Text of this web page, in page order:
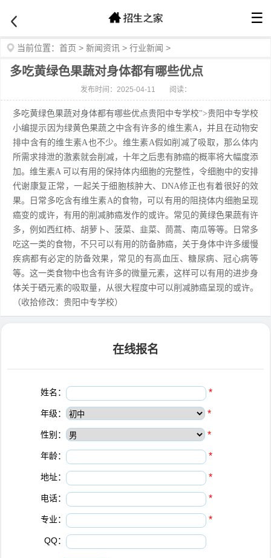
☰
当前位置： 首页 > 新闻资讯 > 行业新闻 >
多吃黄绿色果蔬对身体都有哪些优点
发布时间：2025-04-11 阅读：
多吃黄绿色果蔬对身体都有哪些优点贵阳中专学校">贵阳中专学校
小编提示因为绿黄色果蔬之中含有许多的维生素A，并且在动物安
排中含有的维生素A也不少。维生素A假如削减了吸取，那么体内
所需求排泄的激素就会削减，十年之后患有肺癌的概率将大幅度添
加。维生素A 可以有用的保持体内细胞的完整性，令细胞中的安排
代谢康复正常，一起关于细胞核肿大、DNA修正也有着很好的效
果。日常多吃含有维生素A的食物，可以有用的阻挠体内细胞呈现
癌变的或许，有用的削减肺癌发作的或许。常见的黄绿色果蔬有许
多，例如西红柿、胡萝卜、菠菜、韭菜、茼蒿、南瓜等等。日常多
吃这一类的食物，不只可以有用的防备肺癌，关于身体中许多缓慢
疾病都有必定的防备效果，常见的有高血压、糖尿病、冠心病等
等。这一类食物中也含有许多的微量元素，这样可以有用的进步身
体关于硒元素的吸取量，从很大程度中可以削减肺癌呈现的或许。
（收拾修改：贵阳中专学校）
在线报名
姓名： *
年级： *
性别： *
年龄： *
地址： *
电话： *
专业： *
QQ：